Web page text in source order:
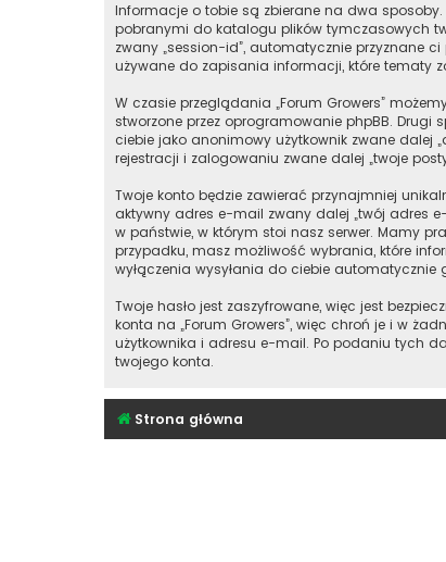
Informacje o tobie są zbierane na dwa sposoby.
pobranymi do katalogu plików tymczasowych
zwany „session-id”, automatycznie przyznane
używane do zapisania informacji, które tematy
W czasie przeglądania „Forum Growers”
stworzone przez oprogramowanie phpBB.
ciebie jako anonimowy użytkownik zwane dalej
rejestracji i zalogowaniu zwane dalej „twoje
Twoje konto będzie zawierać przynajmniej
aktywny adres e-mail zwany dalej „twój adres
w państwie, w którym stoi nasz serwer. Mamy
przypadku, masz możliwość wybrania, które
wyłączenia wysyłania do ciebie
Twoje hasło jest zaszyfrowane, więc jest
konta na „Forum Growers”, więc chroń je i w
użytkownika i adresu e-mail. Po podaniu tych
twojego konta.
Strona główna